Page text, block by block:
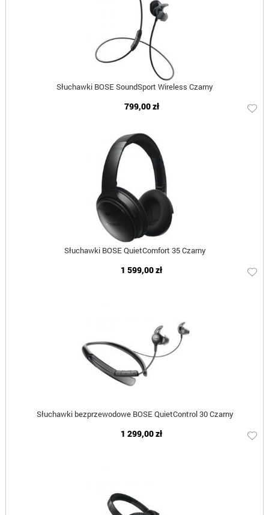
Słuchawki BOSE SoundSport Wireless Czarny
799,00 zł
Słuchawki BOSE QuietComfort 35 Czarny
1 599,00 zł
Słuchawki bezprzewodowe BOSE QuietControl 30 Czarny
1 299,00 zł